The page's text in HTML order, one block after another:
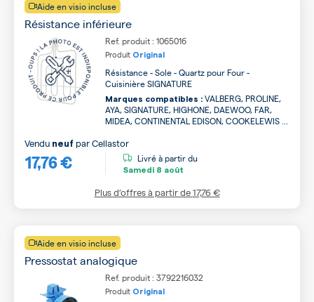
Aide en visio incluse
Résistance inférieure
Ref. produit : 1065016
Produit Original
Résistance - Sole - Quartz pour Four -
Cuisinière SIGNATURE
Marques compatibles : VALBERG, PROLINE,
AYA, SIGNATURE, HIGHONE, DAEWOO, FAR,
MIDEA, CONTINENTAL EDISON, COOKELEWIS ...
17,76 €
Vendu neuf parCellastor
Livré à partir du
Samedi 8 août
Plus d’offres à partir de17,76 €
Aide en visio incluse
Pressostat analogique
Ref. produit : 3792216032
Produit Original